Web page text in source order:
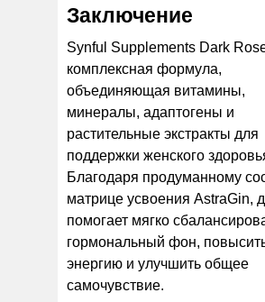
Заключение
Synful Supplements Dark
комплексная формула,
объединяющая витамины,
минералы, адаптогены и
растительные экстракты для
поддержки женского
Благодаря продуманному
матрице усвоения AstraGin,
помогает мягко
гормональный фон,
энергию и улучшить общее
самочувствие.